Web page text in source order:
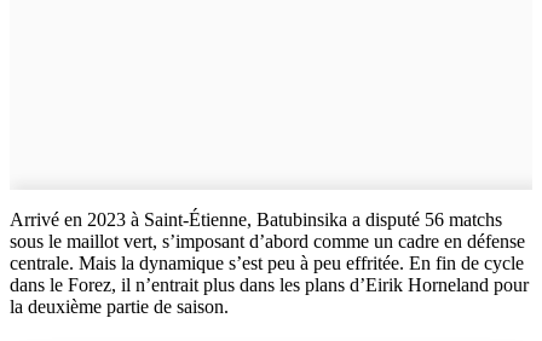
Arrivé en 2023 à Saint-Étienne, Batubinsika a disputé 56 matchs
sous le maillot vert, s’imposant d’abord comme un cadre en défense
centrale. Mais la dynamique s’est peu à peu effritée. En fin de cycle
dans le Forez, il n’entrait plus dans les plans d’Eirik Horneland pour
la deuxième partie de saison.